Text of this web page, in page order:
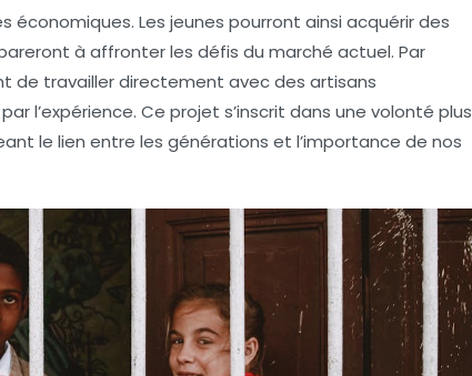
Les jeunes pourront ainsi acquérir des
à affronter les défis du marché actuel. Par
de travailler directement avec des artisans
l’expérience. Ce projet s’inscrit dans une volonté plus
le lien entre les générations et l’importance de nos